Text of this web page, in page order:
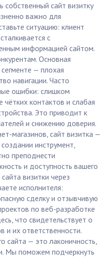
собственный сайт визитку
важно для
ситуацию: клиент
с
информацией сайтом.
Основная
— плохая
навигации. Часто
ошибки: слишком
контактов и слабая
Это приводит к
и снижению доверия.
магазинов, сайт визитка —
инструмент,
преподнести
и доступность вашего
визитки через
исполнителя:
сделку и отзывчивую
по веб-разработке
что свидетельствует о
и их ответственности.
сайта — это лаконичность,
Мы поможем подчеркнуть